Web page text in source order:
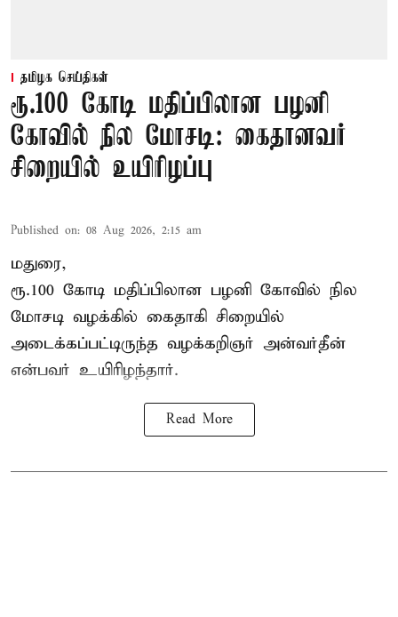
தமிழக செய்திகள்
ரூ.100 கோடி மதிப்பிலான பழனி
கோவில் நில மோசடி: கைதானவர்
சிறையில் உயிரிழப்பு
Published on: 08 Aug 2026, 2:15 am
மதுரை,
ரூ.100 கோடி மதிப்பிலான பழனி கோவில் நில
மோசடி வழக்கில் கைதாகி சிறையில்
அடைக்கப்பட்டிருந்த வழக்கறிஞர் அன்வர்தீன்
என்பவர் உயிரிழந்தார்.
Read More